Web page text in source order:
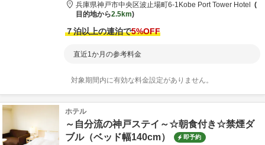
兵庫県神戸市中央区波止場町6-1 Kobe Port Tower Hotel
目的地から2.5km
７泊以上の連泊で5%OFF
直近1か月の参考料金
対象期間内に有効な料金設定がありません。
ホテル
～自分流の神戸ステイ～☆朝食付き☆禁煙ダ
ブル（ベッド幅140cm）
即予約